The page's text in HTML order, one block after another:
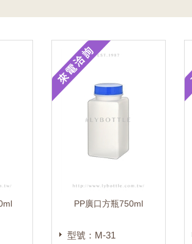
PP廣口方瓶750ml
型號：M-31